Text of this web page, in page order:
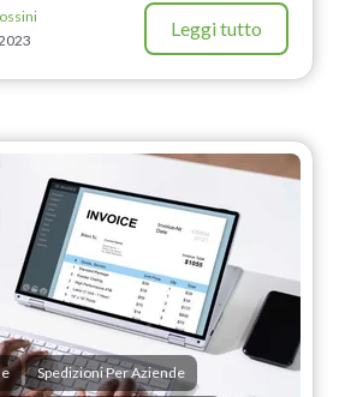
Leggi tutto
Spedizioni Per Aziende